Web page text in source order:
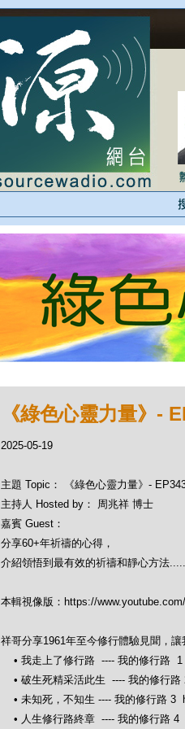
《綠色心靈力量》-
2025-05-19
主題 Topic： 《綠色心靈力量》-
主持人 Hosted by： 周兆祥 博士
嘉賓 Guest：
分享60+年祈禱的心得，
介紹領悟到最有效的祈禱和靜心方法
本輯視像版：https://
祥哥分享1961年至今修行體驗見聞，讓
• 我走上了修行路 ---- 我的修行路
• 破生死精采活此生 ---- 我的修行
• 未知死，不知生 ---- 我的修行路 3
• 人生修行路終章 ---- 我的修行路 4